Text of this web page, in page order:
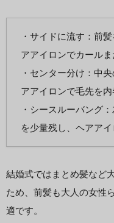
・サイドに流す：前
アアイロンでカール
・センター分け：中
アアイロンで毛先を
・シースルーバング
を少量残し、ヘアア
結婚式ではまとめ髪など
ため、前髪も大人の女性
適です。